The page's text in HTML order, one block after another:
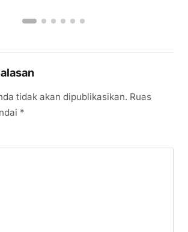
tidak akan dipublikasikan. Ruas
*